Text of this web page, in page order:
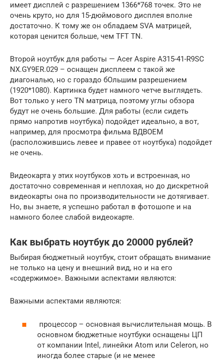
имеет дисплей с разрешением 1366*768 точек. Это не
очень круто, но для 15-дюймового дисплея вполне
достаточно. К тому же он обладаем SVA матрицей,
которая ценится больше, чем TFT TN.
Второй ноутбук для работы — Acer Aspire A315-41-R9SC
NX.GY9ER.029 – оснащен дисплеем с такой же
диагональю, но с гораздо бОльшим разрешением
(1920*1080). Картинка будет намного четче выглядеть.
Вот только у него TN матрица, поэтому углы обзора
будут не очень большие. Для работы (если сидеть
прямо напротив ноутбука) подойдет идеально, а вот,
например, для просмотра фильма ВДВОЕМ
(расположившись левее и правее от ноутбука) подойдет
не очень.
Видеокарта у этих ноутбуков хоть и встроенная, но
достаточно современная и неплохая, но до дискретной
видеокарты она по производительности не дотягивает.
Но, вы знаете, я успешно работал в фотошопе и на
намного более слабой видеокарте.
Как выбрать ноутбук до 20000 рублей?
Выбирая бюджетный ноутбук, стоит обращать внимание
не только на цену и внешний вид, но и на его
«содержимое». Важными аспектами являются:
Важными аспектами являются:
процессор – основная вычислительная мощь. В
основном бюджетные ноутбуки оснащены ЦП
от компании Intel, линейки Atom или Celeron, но
иногда более старые (и не менее